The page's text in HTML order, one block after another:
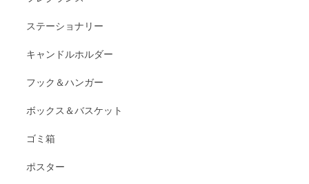
ステーショナリー
キャンドルホルダー
フック＆ハンガー
ボックス＆バスケット
ゴミ箱
ポスター